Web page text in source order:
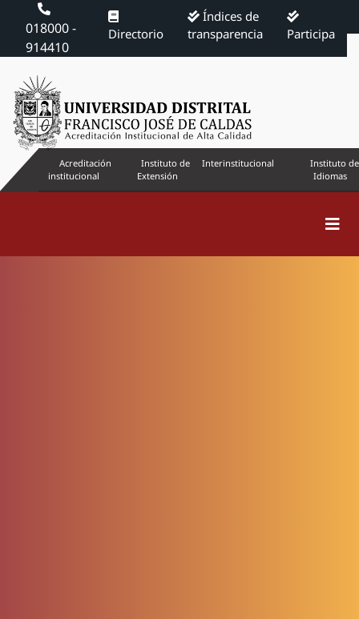
018000 -
914410
Directorio
Índices de
transparencia
Participa
Acreditación
institucional
Instituto de
Extensión
Interinstitucional
Instituto de
Idiomas